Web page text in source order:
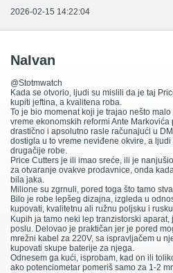
2026-02-15 14:22:04
NaIvan
@Stotmwatch
Kada se otvorio, ljudi su mislili da je taj
kupiti jeftina, a kvalitena roba.
To je bio momenat koji je trajao nešto
vreme ekonomskih reformi Ante
drastično i apsolutno rasle računajući u
dostigla u to vreme neviđene okvire, a
drugačije robe.
Price Cutters je ili imao sreće, ili je
za otvaranje ovakve prodavnice, onda
bila jaka.
Milione su zgrnuli, pored toga što tamo
Bilo je robe lepšeg dizajna, izgleda u
kupovati, kvalitetnu ali ružnu poljsku i
Kupih ja tamo neki lep tranzistorski
poslu. Delovao je praktičan jer je pored
mrežni kabel za 220V, sa ispravljačem u
kupovati skupe baterije za njega.
Odnesem ga kući, isprobam, kad on ili
ako potenciometar pomeriš samo za 1-2